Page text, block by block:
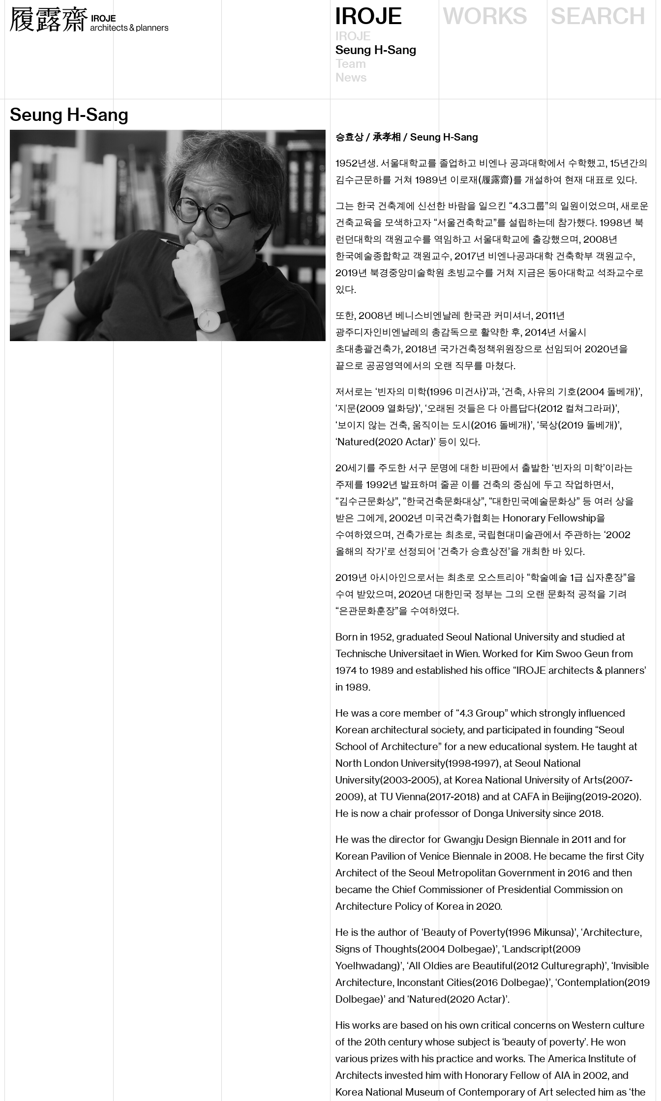
IROJE
IROJE
Seung H-Sang
Team
News
WORKS
Seung H-Sang
승효상/ 承孝相 / Seung H-Sang
1952년생. 서울대학교를 졸업하고 비엔나 공과대학에서 수학했고, 15년간의
김수근문하를 거쳐 1989년 이로재(履露齋)를 개설하여 현재 대표로 있다.
그는 한국 건축계에 신선한 바람을 일으킨 “4.3그룹”의 일원이었으며, 새로운
건축교육을 모색하고자 “서울건축학교”를 설립하는데 참가했다. 1998년 북
런던대학의 객원교수를 역임하고 서울대학교에 출강했으며, 2008년
한국예술종합학교 객원교수, 2017년 비엔나공과대학 건축학부 객원교수,
2019년 북경중앙미술학원 초빙교수를 거쳐 지금은 동아대학교 석좌교수로
있다.
또한, 2008년 베니스비엔날레 한국관 커미셔너, 2011년
광주디자인비엔날레의 총감독으로 활약한 후, 2014년 서울시
초대총괄건축가, 2018년 국가건축정책위원장으로 선임되어 2020년을
끝으로 공공영역에서의 오랜 직무를 마쳤다.
저서로는 ‘빈자의 미학(1996 미건사)’과, ‘건축, 사유의 기호(2004 돌베개)’,
‘지문(2009 열화당)’, ‘오래된 것들은 다 아름답다(2012 컬쳐그라퍼)’,
‘보이지 않는 건축, 움직이는 도시(2016 돌베개)’, ‘묵상(2019 돌베개)’,
‘Natured(2020 Actar)’ 등이 있다.
20세기를 주도한 서구 문명에 대한 비판에서 출발한 ‘빈자의 미학’이라는
주제를 1992년 발표하며 줄곧 이를 건축의 중심에 두고 작업하면서,
“김수근문화상”, “한국건축문화대상”, “대한민국예술문화상” 등 여러 상을
받은 그에게, 2002년 미국건축가협회는 Honorary Fellowship을
수여하였으며, 건축가로는 최초로, 국립현대미술관에서 주관하는 ‘2002
올해의 작가’로 선정되어 ‘건축가 승효상전’을 개최한 바 있다.
2019년 아시아인으로서는 최초로 오스트리아 “학술예술 1급 십자훈장”을
수여 받았으며, 2020년 대한민국 정부는 그의 오랜 문화적 공적을 기려
“은관문화훈장”을 수여하였다.
Born in 1952, graduated Seoul National University and studied at
Technische Universitaet in Wien. Worked for Kim Swoo Geun from
1974 to 1989 and established his office “IROJE architects & planners’
in 1989.
He was a core member of “4.3 Group” which strongly influenced
Korean architectural society, and participated in founding “Seoul
School of Architecture” for a new educational system. He taught at
North London University(1998-1997), at Seoul National
University(2003-2005), at Korea National University of Arts(2007-
2009), at TU Vienna(2017-2018) and at CAFA in Beijing(2019-2020).
He is now a chair professor of Donga University since 2018.
He was the director for Gwangju Design Biennale in 2011 and for
Korean Pavilion of Venice Biennale in 2008. He became the first City
Architect of the Seoul Metropolitan Government in 2016 and then
became the Chief Commissioner of Presidential Commission on
Architecture Policy of Korea in 2020.
He is the author of ‘Beauty of Poverty(1996 Mikunsa)’, ‘Architecture,
Signs of Thoughts(2004 Dolbegae)’, ‘Landscript(2009
Yoelhwadang)’, ‘All Oldies are Beautiful(2012 Culturegraph)’, ‘Invisible
Architecture, Inconstant Cities(2016 Dolbegae)’, ‘Contemplation(2019
Dolbegae)’ and ‘Natured(2020 Actar)’.
His works are based on his own critical concerns on Western culture
of the 20th century whose subject is ‘beauty of poverty’. He won
various prizes with his practice and works. The America Institute of
Architects invested him with Honorary Fellow of AIA in 2002, and
Korea National Museum of Contemporary of Art selected him as ‘the